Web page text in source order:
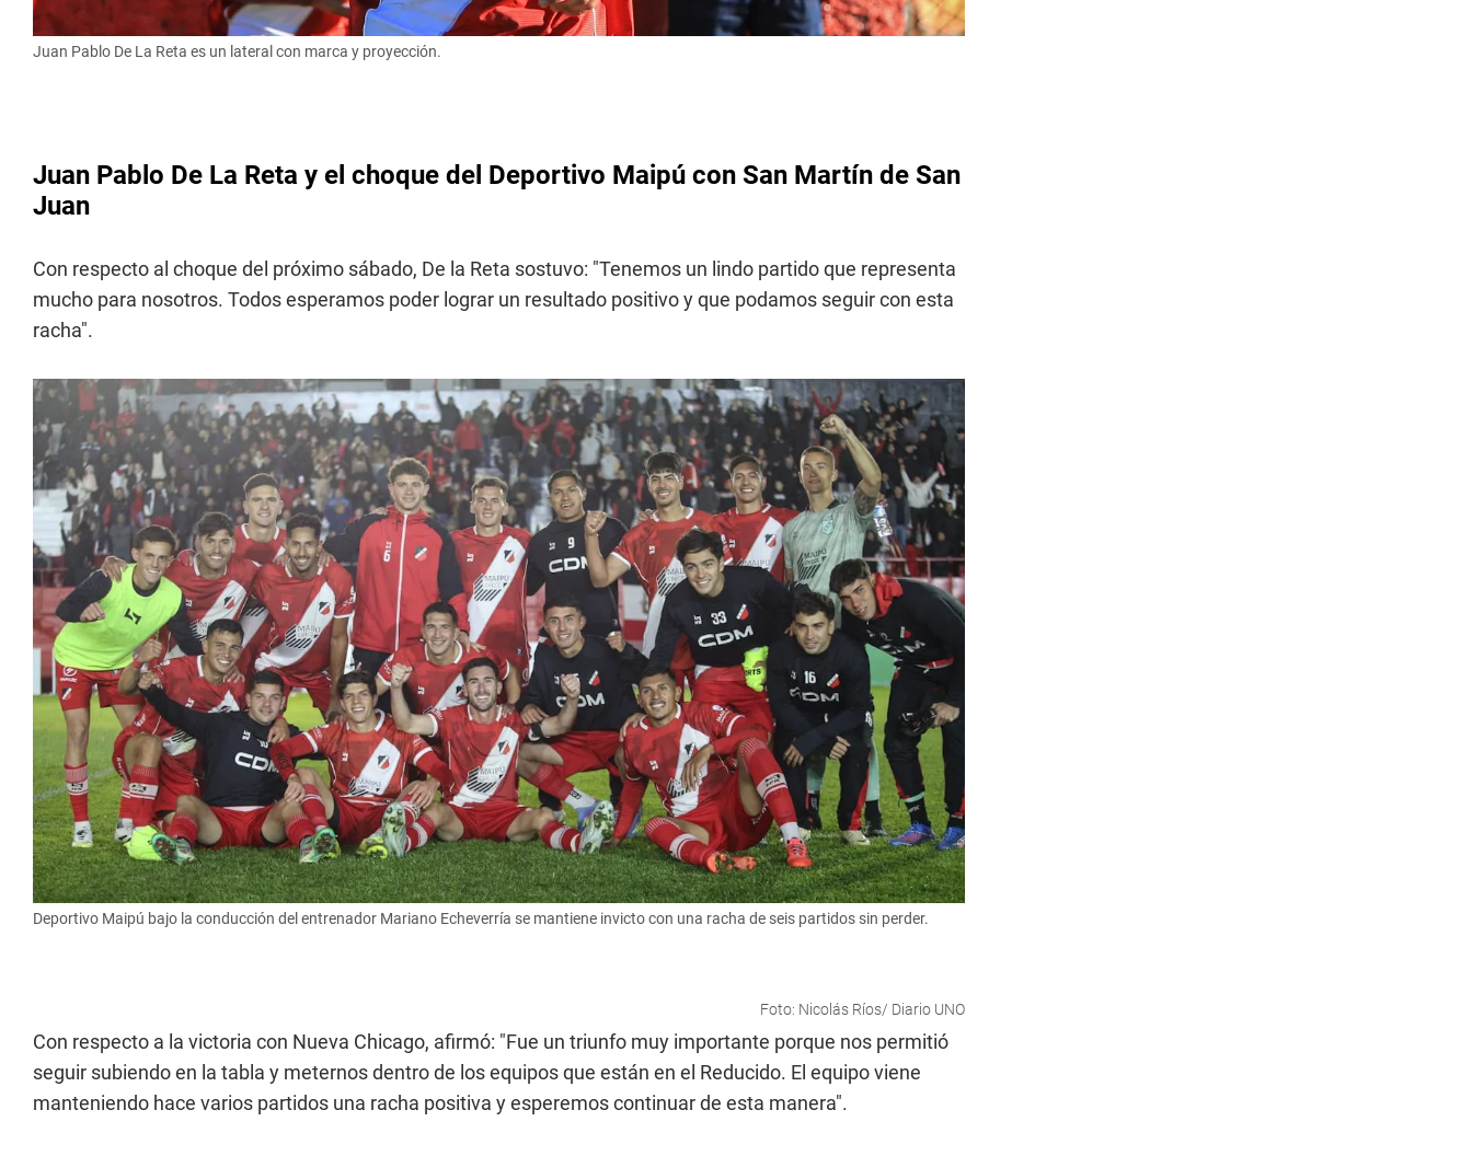
Juan Pablo De La Reta es un lateral con marca y proyección.
Juan Pablo De La Reta y el choque del Deportivo Maipú con San Martín de San
Juan
Con respecto al choque del próximo sábado, De la Reta sostuvo: "Tenemos un lindo partido que representa
mucho para nosotros. Todos esperamos poder lograr un resultado positivo y que podamos seguir con esta
racha".
Deportivo Maipú bajo la conducción del entrenador Mariano Echeverría se mantiene invicto con una racha de seis partidos sin perder.
Foto: Nicolás Ríos/ Diario UNO
Con respecto a la victoria con Nueva Chicago, afirmó: "Fue un triunfo muy importante porque nos permitió
seguir subiendo en la tabla y meternos dentro de los equipos que están en el Reducido. El equipo viene
manteniendo hace varios partidos una racha positiva y esperemos continuar de esta manera".